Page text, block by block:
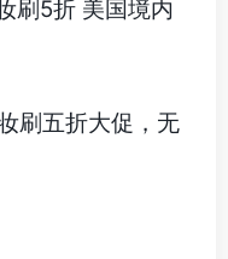
刷5折 美国境内
刷五折大促，无